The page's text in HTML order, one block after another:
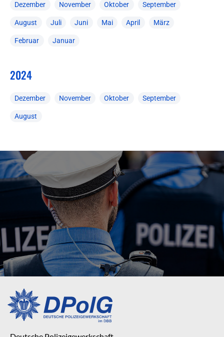
Dezember November Oktober September
August Juli Juni Mai April März
Februar Januar
2024
Dezember November Oktober September
August